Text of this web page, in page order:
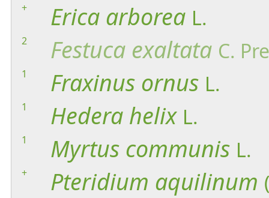
+ Erica arborea L.
2 Festuca exaltata C.
1 Fraxinus ornus L.
1 Hedera helix L.
1 Myrtus communis L.
+ Pteridium aquilinum